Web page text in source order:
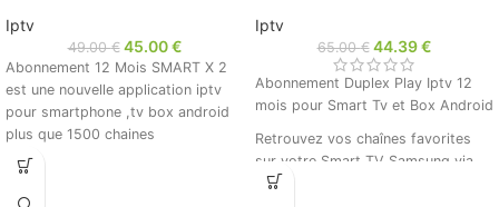
Iptv
49.00€ 45.00€
Abonnement 12 Mois SMART X 2
est une nouvelle application iptv
pour smartphone ,tv box android
plus que 1500 chaines
Code livré sur le champs par email.
Iptv
65.00€ 44.39€
Abonnement Duplex Play Iptv 12
mois pour Smart Tv et Box Android
Retrouvez vos chaînes favorites
sur votre Smart TV Samsung via
l’application Duplex Play IPTV Avec